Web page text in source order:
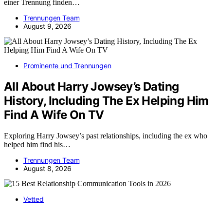
einer Trennung finden…
Trennungen Team
August 9, 2026
Prominente und Trennungen
All About Harry Jowsey’s Dating
History, Including The Ex Helping Him
Find A Wife On TV
Exploring Harry Jowsey’s past relationships, including the ex who
helped him find his…
Trennungen Team
August 8, 2026
Vetted